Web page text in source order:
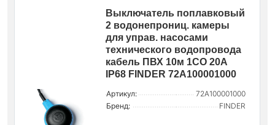
Выключатель поплавковый
2 водонепрониц. камеры
для управ. насосами
технического водопровода
кабель ПВХ 10м 1CO 20А
IP68 FINDER 72A100001000
Артикул:
72A100001000
Бренд:
FINDER